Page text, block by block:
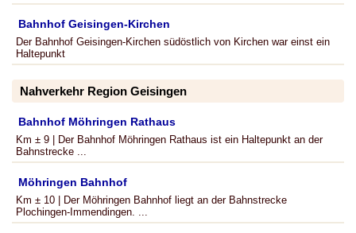
Bahnhof Geisingen-Kirchen
Der Bahnhof Geisingen-Kirchen südöstlich von Kirchen war einst ein
Haltepunkt
Nahverkehr Region Geisingen
Bahnhof Möhringen Rathaus
Km ± 9 | Der Bahnhof Möhringen Rathaus ist ein Haltepunkt an der
Bahnstrecke ...
Möhringen Bahnhof
Km ± 10 | Der Möhringen Bahnhof liegt an der Bahnstrecke
Plochingen-Immendingen. ...